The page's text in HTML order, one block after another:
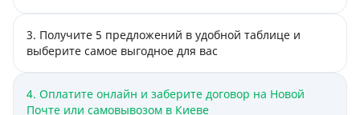
3. Получите 5 предложений в удобной таблице и
выберите самое выгодное для вас
4. Оплатите онлайн и заберите договор на Новой
Почте или самовывозом в Киеве